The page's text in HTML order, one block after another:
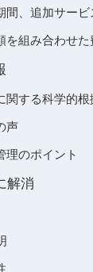
間、追加サービ
を組み合わせ
関する科学的根
声
理のポイント
解消